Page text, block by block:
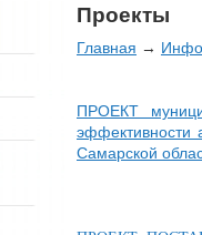
Проекты
Главная →
ПРОЕКТ
эффективности
Самарской